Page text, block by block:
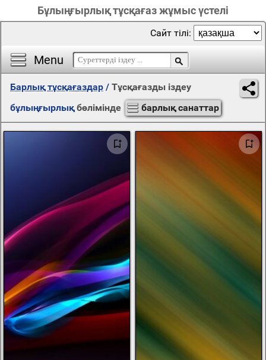
Бұлыңғырлық тұсқағаз жұмыс үстелі
Menu
Сайт тілі:
Барлық тұсқағаздар / Тұсқағазды іздеу
бұлыңғырлықбөлімінде барлық санаттар